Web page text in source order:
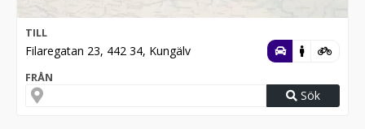
TILL
Filaregatan 23, 442 34, Kungälv
FRÅN
Sök